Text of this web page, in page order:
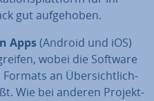
gut auf­ge­ho­ben.
Apps(Android und iOS)
wobei die Software
Formats an Über­sicht­lich­
Wie bei anderen Pro­jekt­